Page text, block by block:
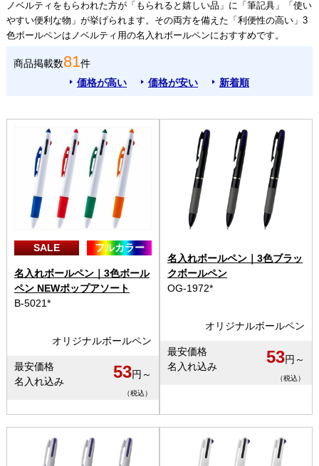
ノベルティをもらわれた方が「もられると嬉しい品」に「筆記具」「使い
やすい便利な物」が挙げられます。その両方を備えた「利便性の高い」3
色ボールペンはノベルティ用の名入れボールペンにおすすめです。
商品掲載数81件
価格が高い
価格が安い 新着順
SALE フルカラー
名入れボールペン｜3色ボール
ペン NEWポップアソート
B-5021*
オリジナルボールペン
最安価格
名入れ込み
53円～
（税込）
名入れボールペン｜3色ブラッ
クボールペン
OG-1972*
オリジナルボールペン
最安価格
名入れ込み
53円～
（税込）